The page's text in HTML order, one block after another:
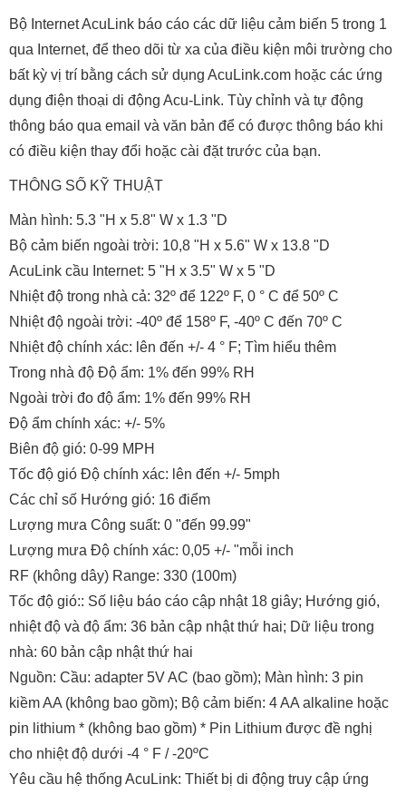
Bộ Internet AcuLink báo cáo các dữ liệu cảm biến 5 trong 1
qua Internet, để theo dõi từ xa của điều kiện môi trường cho
bất kỳ vị trí bằng cách sử dụng AcuLink.com hoặc các ứng
dụng điện thoại di động Acu-Link. Tùy chỉnh và tự động
thông báo qua email và văn bản để có được thông báo khi
có điều kiện thay đổi hoặc cài đặt trước của bạn.
THÔNG SỐ KỸ THUẬT
Màn hình: 5.3 "H x 5.8" W x 1.3 "D
Bộ cảm biến ngoài trời: 10,8 "H x 5.6" W x 13.8 "D
AcuLink cầu Internet: 5 "H x 3.5" W x 5 "D
Nhiệt độ trong nhà cả: 32º để 122º F, 0 ° C để 50º C
Nhiệt độ ngoài trời: -40º để 158º F, -40º C đến 70º C
Nhiệt độ chính xác: lên đến +/- 4 ° F; Tìm hiểu thêm
Trong nhà độ Độ ẩm: 1% đến 99% RH
Ngoài trời đo độ ẩm: 1% đến 99% RH
Độ ẩm chính xác: +/- 5%
Biên độ gió: 0-99 MPH
Tốc độ gió Độ chính xác: lên đến +/- 5mph
Các chỉ số Hướng gió: 16 điểm
Lượng mưa Công suất: 0 "đến 99.99"
Lượng mưa Độ chính xác: 0,05 +/- "mỗi inch
RF (không dây) Range: 330 (100m)
Tốc độ gió:: Số liệu báo cáo cập nhật 18 giây; Hướng gió,
nhiệt độ và độ ẩm: 36 bản cập nhật thứ hai; Dữ liệu trong
nhà: 60 bản cập nhật thứ hai
Nguồn: Cầu: adapter 5V AC (bao gồm); Màn hình: 3 pin
kiềm AA (không bao gồm); Bộ cảm biến: 4 AA alkaline hoặc
pin lithium * (không bao gồm) * Pin Lithium được đề nghị
cho nhiệt độ dưới -4 ° F / -20ºC
Yêu cầu hệ thống AcuLink: Thiết bị di động truy cập ứng